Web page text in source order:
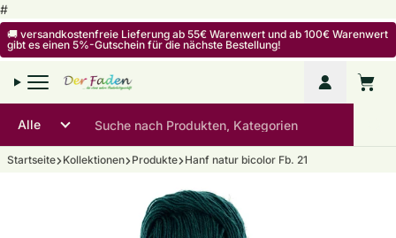
#Zum Inhalt springen
🚚 versandkostenfreie Lieferung ab 55€ Warenwert und ab 100€ Warenwert
gibt es einen 5%-Gutschein für die nächste Bestellung!
Mein
Startseite Kollektionen Produkte Hanf natur bicolor Fb. 21